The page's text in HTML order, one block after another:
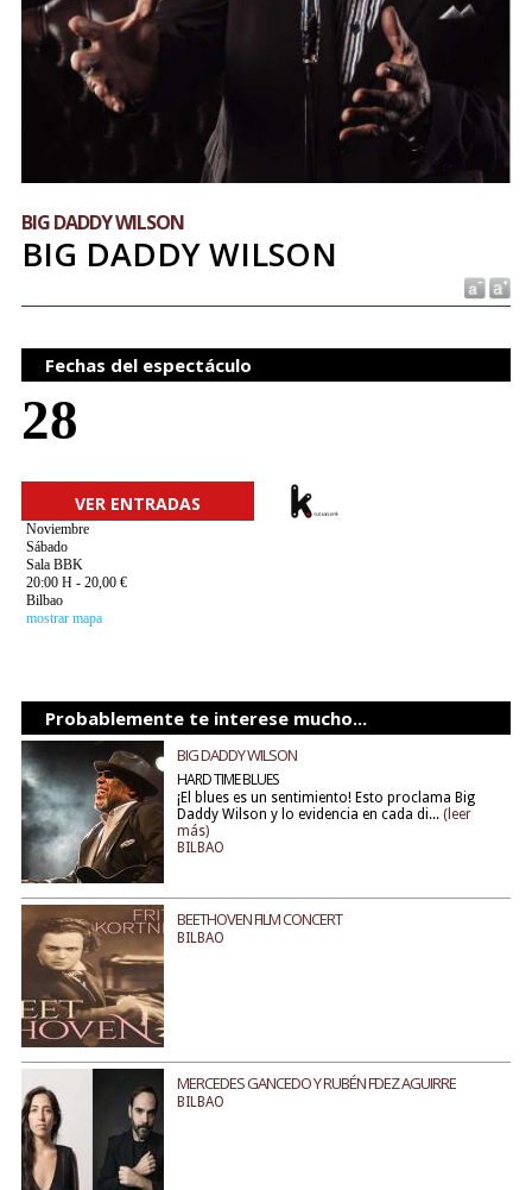
BIG DADDY WILSON
BIG DADDY WILSON
Fechas del espectáculo
28
VER ENTRADAS
Noviembre
Sábado
Sala BBK
20:00 H - 20,00 €
Bilbao
mostrar mapa
Probablemente te interese mucho...
BIG DADDY WILSON
HARD TIME BLUES
¡El blues es un sentimiento! Esto proclama Big
Daddy Wilson y lo evidencia en cada di... (leer
más)
BILBAO
BEETHOVEN FILM CONCERT
BILBAO
MERCEDES GANCEDO Y RUBÉN FDEZ AGUIRRE
BILBAO